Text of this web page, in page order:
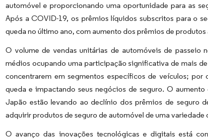
automóvel e proporcionando uma oportunidade para as
Após a COVID-19, os prêmios líquidos subscritos para o
queda no último ano, com aumento dos prêmios de
O volume de vendas unitárias de automóveis de passeio
médios ocupando uma participação significativa de mais
concentrarem em segmentos específicos de veículos;
queda e impactando seus negócios de seguro. O
Japão estão levando ao declínio dos prêmios de seguro
adquirir produtos de seguro de automóvel de uma variedade
O avanço das inovações tecnológicas e digitais está